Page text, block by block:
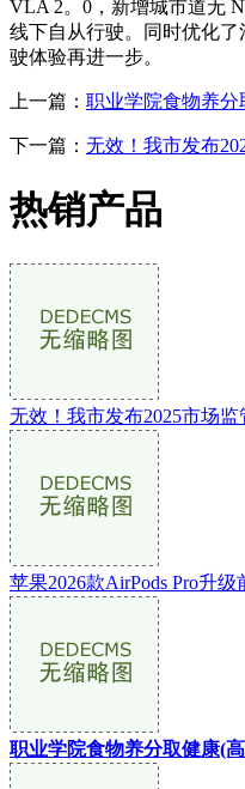
VLA 2。0，新增城市道无
线下自从行驶。同时优化
驶体验再进一步。
上一篇： 职业学院食物养
下一篇： 无效！我市发布
热销产品
无效！我市发布2025市场
苹果2026款AirPods Pro升
职业学院食物养分取健康(